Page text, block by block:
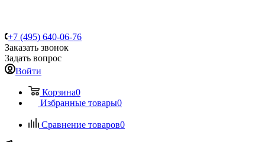
+7 (495) 640-06-76
Заказать звонок
Задать вопрос
Войти
Корзина0
Избранные товары0
Сравнение товаров0